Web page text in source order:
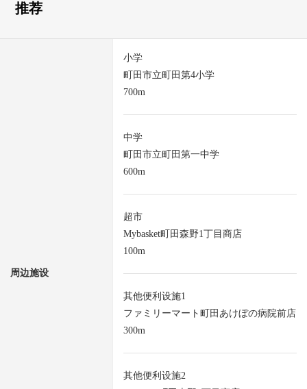
推荐
周边施设
小学
町田市立町田第4小学
700m
中学
町田市立町田第一中学
600m
超市
Mybasket町田森野1丁目商店
100m
其他便利设施1
ファミリーマート町田あけぼの病院前店
300m
其他便利设施2